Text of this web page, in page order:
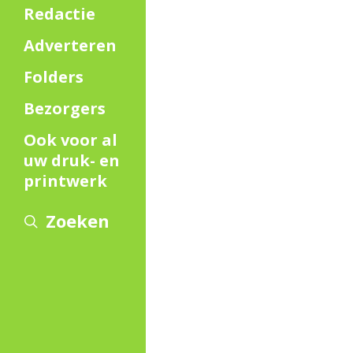
Redactie
Adverteren
Folders
Bezorgers
Ook voor al
uw druk- en
printwerk
Zoeken